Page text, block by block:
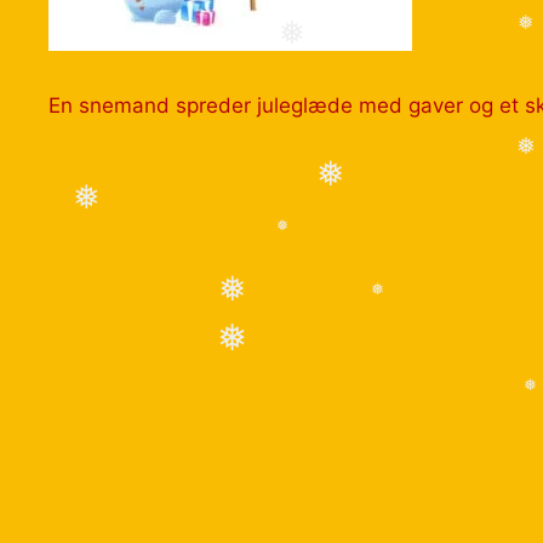
❅
❅
❅
❅
❅
En snemand spreder juleglæde med gaver og et